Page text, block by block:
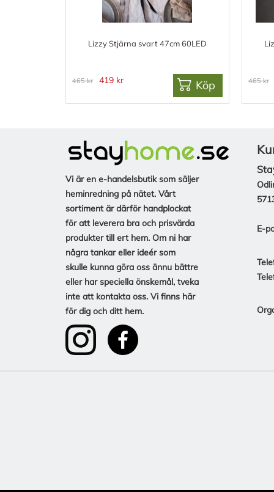
Lizzy Stjärna svart 47cm 60LED
465 kr 419 kr Köp 465 kr
Vi är en e-handelsbutik som säljer
heminredning på nätet. Vårt
sortiment är därför handplockat
för att leverera bra och prisvärda
produkter till ert hem. Om ni har
några tankar eller ideér som
skulle kunna göra oss ännu bättre
eller har speciella önskemål, tveka
inte att kontakta oss. Vi finns här
för dig och ditt hem.
E-